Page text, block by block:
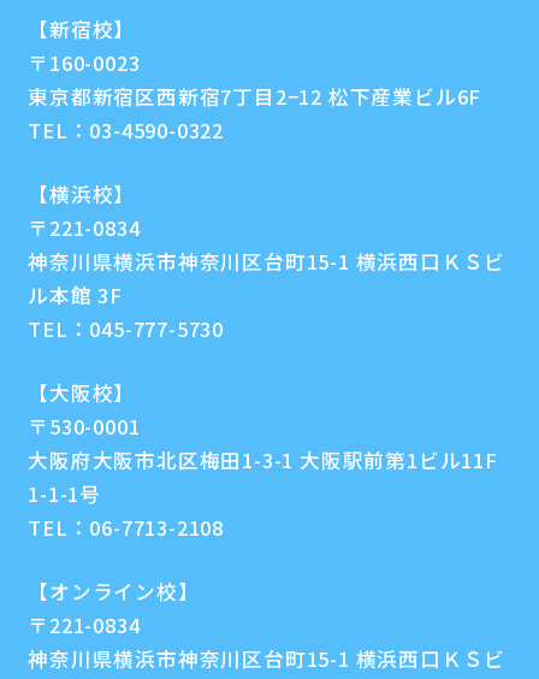
【新宿校】
〒160-0023
東京都新宿区西新宿7丁目2−12 松下産業ビル6F
TEL： 03-4590-0322
【横浜校】
〒221-0834
神奈川県横浜市神奈川区台町15-1 横浜西口ＫＳビ
ル本館 3F
TEL： 045-777-5730
【大阪校】
〒530-0001
大阪府大阪市北区梅田1-3-1 大阪駅前第1ビル11F
1-1-1号
TEL： 06-7713-2108
【オンライン校】
〒221-0834
神奈川県横浜市神奈川区台町15-1 横浜西口ＫＳビ